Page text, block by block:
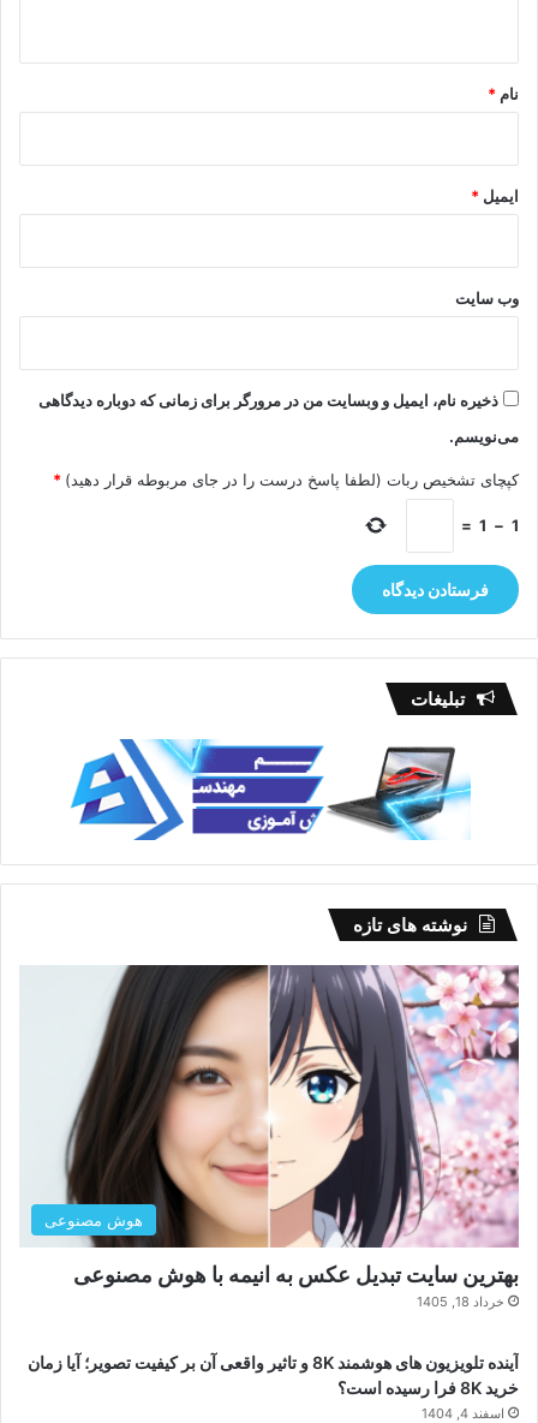
نام *
ایمیل *
وب‌ سایت
ذخیره نام، ایمیل و وبسایت من در مرورگر برای زمانی که دوباره دیدگاهی
می‌نویسم.
کپچای تشخیص ربات (لطفا پاسخ درست را در جای مربوطه قرار دهید) *
1
−
1
=
تبلیغات
نوشته های تازه
هوش مصنوعی
بهترین سایت تبدیل عکس به انیمه با هوش مصنوعی
خرداد 18, 1405
آینده تلویزیون های هوشمند 8K و تاثیر واقعی آن بر کیفیت تصویر؛ آیا زمان
خرید 8K فرا رسیده است؟
اسفند 4, 1404